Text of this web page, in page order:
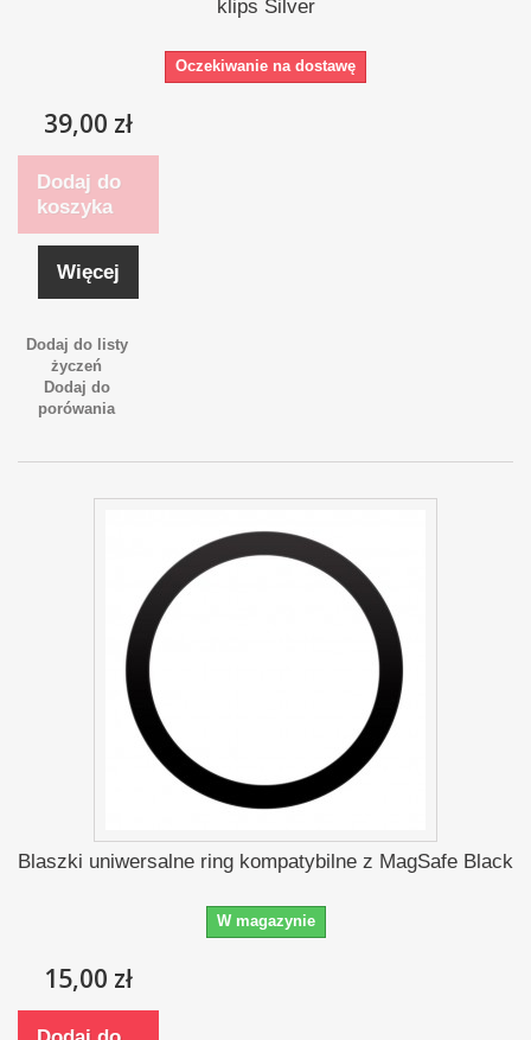
klips Silver
Oczekiwanie na dostawę
39,00 zł
Dodaj do
koszyka
Więcej
Dodaj do listy
życzeń
Dodaj do
porówania
Blaszki uniwersalne ring kompatybilne z MagSafe Black
W magazynie
15,00 zł